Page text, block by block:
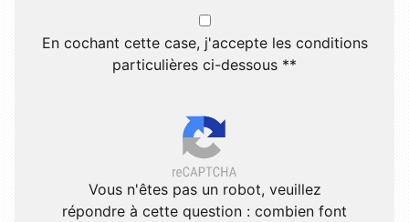
En cochant cette case, j'accepte les conditions
particulières ci-dessous **
Vous n'êtes pas un robot, veuillez
répondre à cette question : combien font